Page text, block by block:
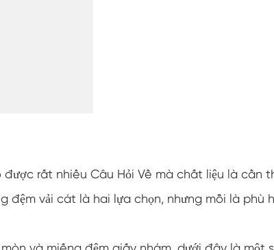
rất nhiều Câu Hỏi Về mà chất liệu là cần
đệm vải cát là hai lựa chọn, nhưng mỗi là phù